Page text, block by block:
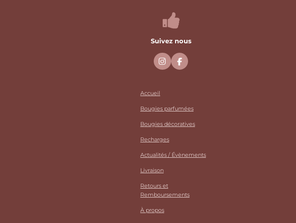
Suivez nous
I
n
r
m
F
a
o
Accueil
Bougies parfumées
Bougies décoratives
Recharges
Actualités / Évènements
Livraison
Retours et
Remboursements
À propos